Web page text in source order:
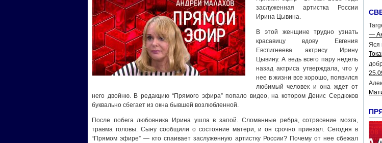
заслуженная артистка России
Ирина Цывина.
В этой женщине трудно узнать
красавицу вдову Евгения
Евстигнеева актрису Ирину
Цывину. А ведь всего пару недель
назад актриса утверждала, что у
нее в жизни все хорошо, появился
любимый человек и она ждет от
него двойню. В редакцию “Прямого эфира” попало видео, на котором Денис Сердюков
буквально сбегает из окна бывшей возлюбленной.
После побега любовника Ирина ушла в запой. Сломанные ребра, сотрясение мозга,
травма головы. Сыну сообщили о состояние матери, и он срочно приехал. Сегодня в
“Прямом эфире” — кто спаивает заслуженную артистку России? Почему от нее сбежал
—
Яся